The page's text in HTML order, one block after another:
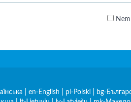
en-English pl-Polski bg-